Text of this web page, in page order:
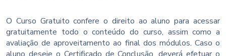
O Curso Gratuito confere o direito ao aluno para acessar
gratuitamente todo o conteúdo do curso, assim como a
avaliação de aproveitamento ao final dos módulos. Caso o
aluno deseje o Certificado de Conclusão, deverá efetuar o